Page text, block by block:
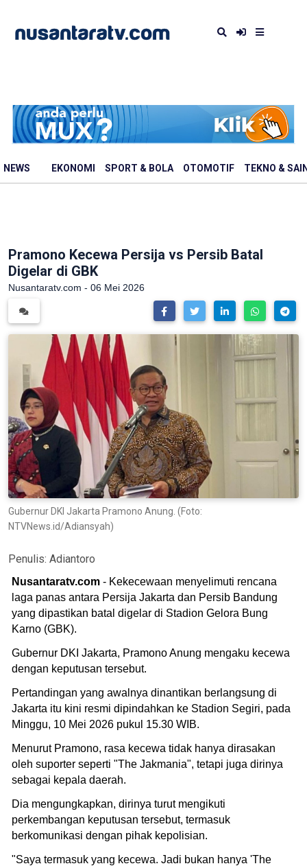
NEWS EKONOMI SPORT & BOLA OTOMOTIF TEKNO &
Pramono Kecewa Persija vs Persib Batal
Digelar di GBK
Nusantaratv.com - 06 Mei 2026
Gubernur DKI Jakarta Pramono Anung. (Foto:
NTVNews.id/Adiansyah)
Penulis: Adiantoro
Nusantaratv.com - Kekecewaan menyelimuti rencana
laga panas antara Persija Jakarta dan Persib Bandung
yang dipastikan batal digelar di Stadion Gelora Bung
Karno (GBK).
Gubernur DKI Jakarta, Pramono Anung mengaku kecewa
dengan keputusan tersebut.
Pertandingan yang awalnya dinantikan berlangsung di
Jakarta itu kini resmi dipindahkan ke Stadion Segiri, pada
Minggu, 10 Mei 2026 pukul 15.30 WIB.
Menurut Pramono, rasa kecewa tidak hanya dirasakan
oleh suporter seperti "The Jakmania", tetapi juga dirinya
sebagai kepala daerah.
Dia mengungkapkan, dirinya turut mengikuti
perkembangan keputusan tersebut, termasuk
berkomunikasi dengan pihak kepolisian.
"Saya termasuk yang kecewa. Jadi bukan hanya 'The